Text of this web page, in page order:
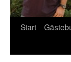
Start